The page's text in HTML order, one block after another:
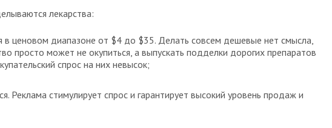
лекарства:
в ценовом диапазоне от $4 до $35. Делать совсем дешевые нет смысла,
просто может не окупиться, а выпускать подделки дорогих препаратов
спрос на них невысок;
Реклама стимулирует спрос и гарантирует высокий уровень продаж и